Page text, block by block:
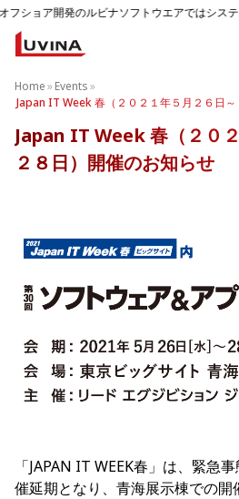
ョア開発のルビナソフトウエアではシステム
Home»Events»
Japan IT Week 春（２０２１年５月２６日
Japan IT Week 春（２０
２８日）開催のお知らせ
「JAPAN IT WEEK春」は、緊急
催延期となり、青海展示棟での